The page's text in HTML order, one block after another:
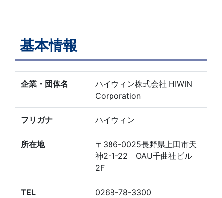
基本情報
企業・団体名
ハイウィン株式会社 HIWIN
Corporation
フリガナ ハイウィン
所在地
〒386-0025長野県上田市天
神2-1-22 OAU千曲社ビル
2F
TEL 0268-78-3300